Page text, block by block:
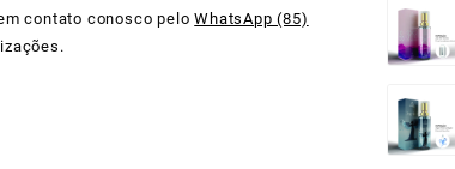
contato conosco peloWhatsApp (85)